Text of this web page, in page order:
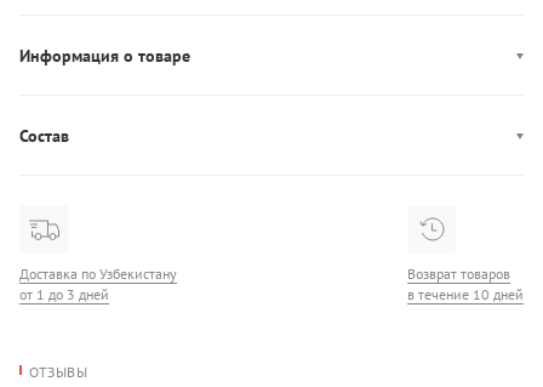
Информация о товаре
Состав
Доставка по Узбекистану
от 1 до 3 дней
Возврат товаров
в течение 10 дней
ОТЗЫВЫ